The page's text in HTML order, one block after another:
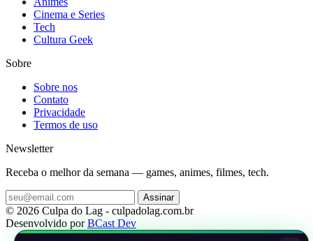
Cinema e Series
Tech
Cultura Geek
Sobre
Sobre nos
Contato
Privacidade
Termos de uso
Newsletter
Receba o melhor da semana — games, animes, filmes, tech.
Assinar
© 2026 Culpa do Lag - culpadolag.com.br
Desenvolvido porBCast Dev